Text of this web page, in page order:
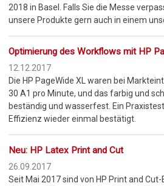
2018 in Basel. Falls Sie die Messe
unsere Produkte gern auch in einem
Optimierung des Workflows mit HP
12.12.2017
Die HP PageWide XL waren bei
30 A1 pro Minute, und das farbig und
beständig und wasserfest. Ein
Effizienz wieder einmal bestätigt.
Neu: HP Latex Print and Cut
26.09.2017
Seit Mai 2017 sind von HP Print and